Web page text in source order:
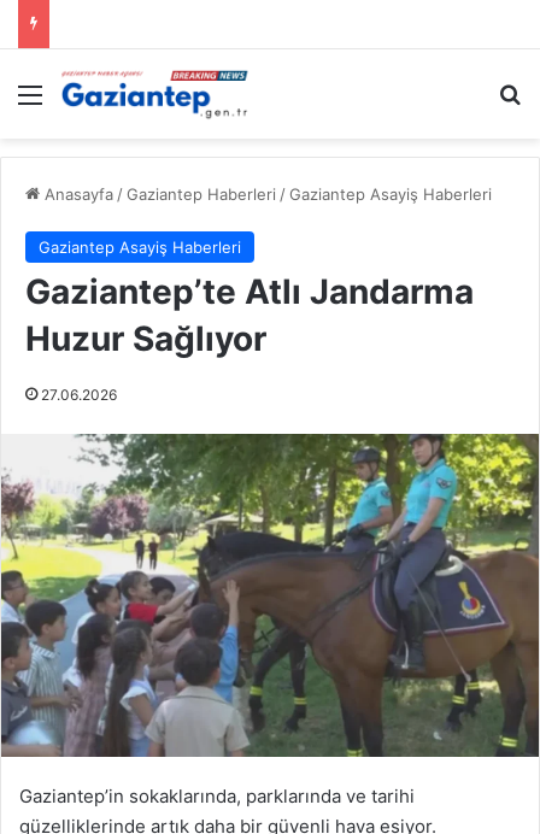
Menü
Anasayfa /Gaziantep Haberleri /Gaziantep Asayiş Haberleri
Gaziantep Asayiş Haberleri
Gaziantep’te Atlı Jandarma
Huzur Sağlıyor
27.06.2026
Gaziantep’in sokaklarında, parklarında ve tarihi
güzelliklerinde artık daha bir güvenli hava esiyor.